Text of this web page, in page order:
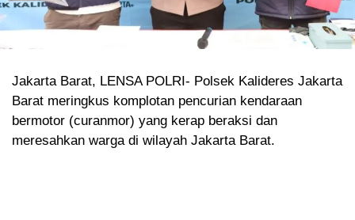
Jakarta Barat, LENSA POLRI- Polsek Kalideres Jakarta
Barat meringkus komplotan pencurian kendaraan
bermotor (curanmor) yang kerap beraksi dan
meresahkan warga di wilayah Jakarta Barat.